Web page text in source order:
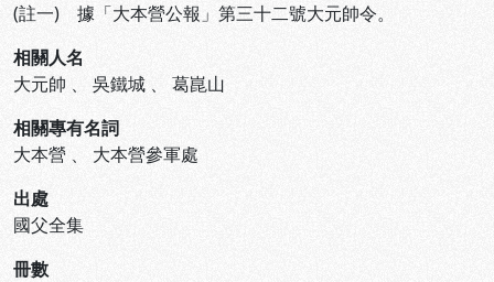
(註一) 據「大本營公報」第三十二號大元帥令。
相關人名
大元帥 、 吳鐵城 、 葛崑山
相關專有名詞
大本營 、 大本營參軍處
出處
國父全集
冊數